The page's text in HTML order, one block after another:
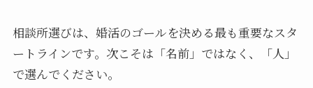
相談所選びは、婚活のゴールを決める最も重要なスタ
ートラインです。次こそは「名前」ではなく、「人」
で選んでください。